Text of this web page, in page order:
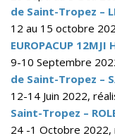
de Saint-Tropez –
12 au 15 octobre
EUROPACUP 12MJI
9-10 Septembre
de Saint-Tropez –
12-14 Juin 2022,
Saint-Tropez –
24 -1 Octobre 2022,